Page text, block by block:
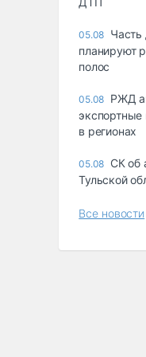
05.08 Часть
планируют
полос
05.08 РЖД
экспортные
в регионах
05.08 СК об
Тульской
Все новости